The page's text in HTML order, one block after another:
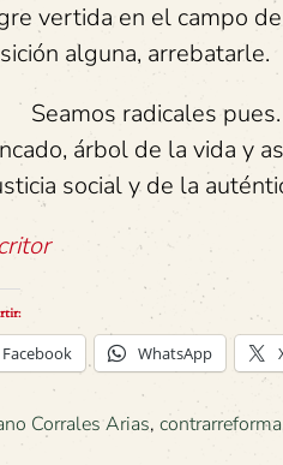
vertida en el campo
alguna, arrebatarle.
radicales pues.
árbol de la vida y
social y de la
Facebook WhatsApp
Corrales Arias, contrarreforma